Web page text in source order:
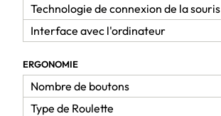
Technologie de connexion de la souris
Interface avec l'ordinateur
ERGONOMIE
Nombre de boutons
Type de Roulette